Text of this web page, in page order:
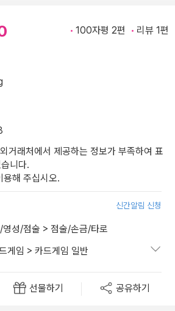
100자평 2편 리뷰 1편
거래처에서 제공하는 정보가 부족하여 표
니다.
용해 주십시오.
신간알림 신청
영성/점술 > 점술/손금/타로
게임 > 카드게임 일반
선물하기 공유하기